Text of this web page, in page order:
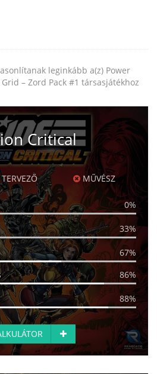
leginkább a(z) Power
– Zord Pack #1 társasjátékhoz
Critical
MŰVÉSZ
0%
33%
67%
86%
88%